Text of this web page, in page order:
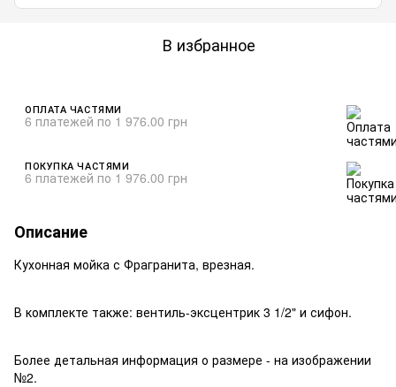
В избранное
ОПЛАТА ЧАСТЯМИ
6 платежей по 1 976.00 грн
ПОКУПКА ЧАСТЯМИ
6 платежей по 1 976.00 грн
Описание
Кухонная мойка с Фрагранита, врезная.
В комплекте также: вентиль-эксцентрик 3 1/2" и сифон.
Более детальная информация о размере - на изображении
№2.